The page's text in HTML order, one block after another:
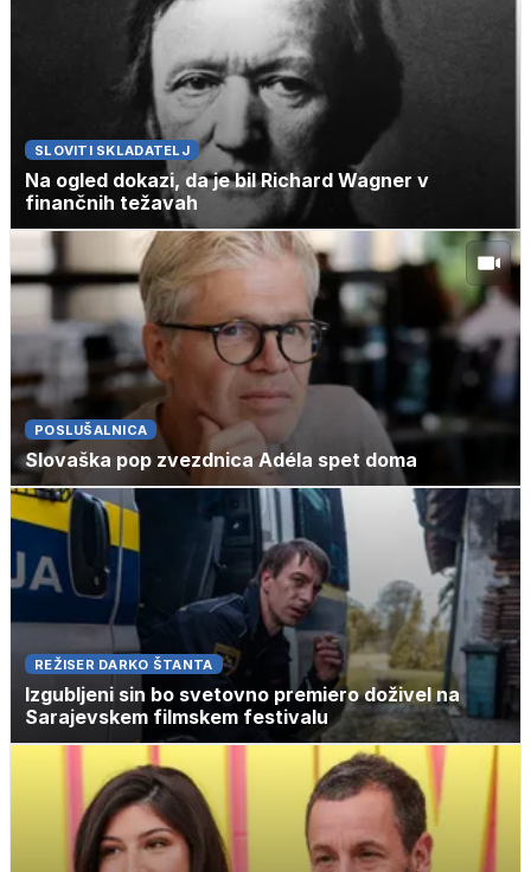
SLOVITI SKLADATELJ
Na ogled dokazi, da je bil Richard Wagner v
finančnih težavah
POSLUŠALNICA
Slovaška pop zvezdnica Adéla spet doma
REŽISER DARKO ŠTANTA
Izgubljeni sin bo svetovno premiero doživel na
Sarajevskem filmskem festivalu